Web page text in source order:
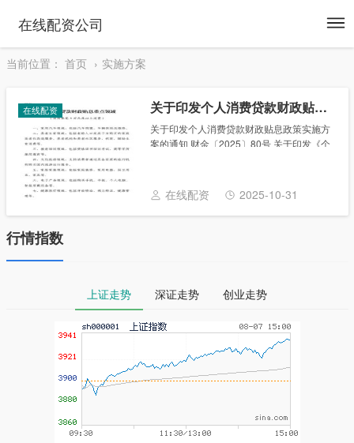
在线配资公司
当前位置： 首页 实施方案
在线配资 关于印发个人消费贷款财政贴息政策实施方案的通知 财金〔2025〕80号
关于印发个人消费贷款财政贴息政策实施方
案的通知 财金〔2025〕80号 关于印发《个
市、计划单列市财政厅（局），新疆生......
在线配资 2025-10-31
行情指数
上证走势 深证走势 创业走势